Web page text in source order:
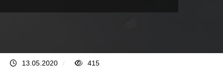
13.05.2020 / 415